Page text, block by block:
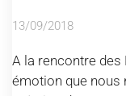
13/09/2018
A la rencontre des
émotion que nous